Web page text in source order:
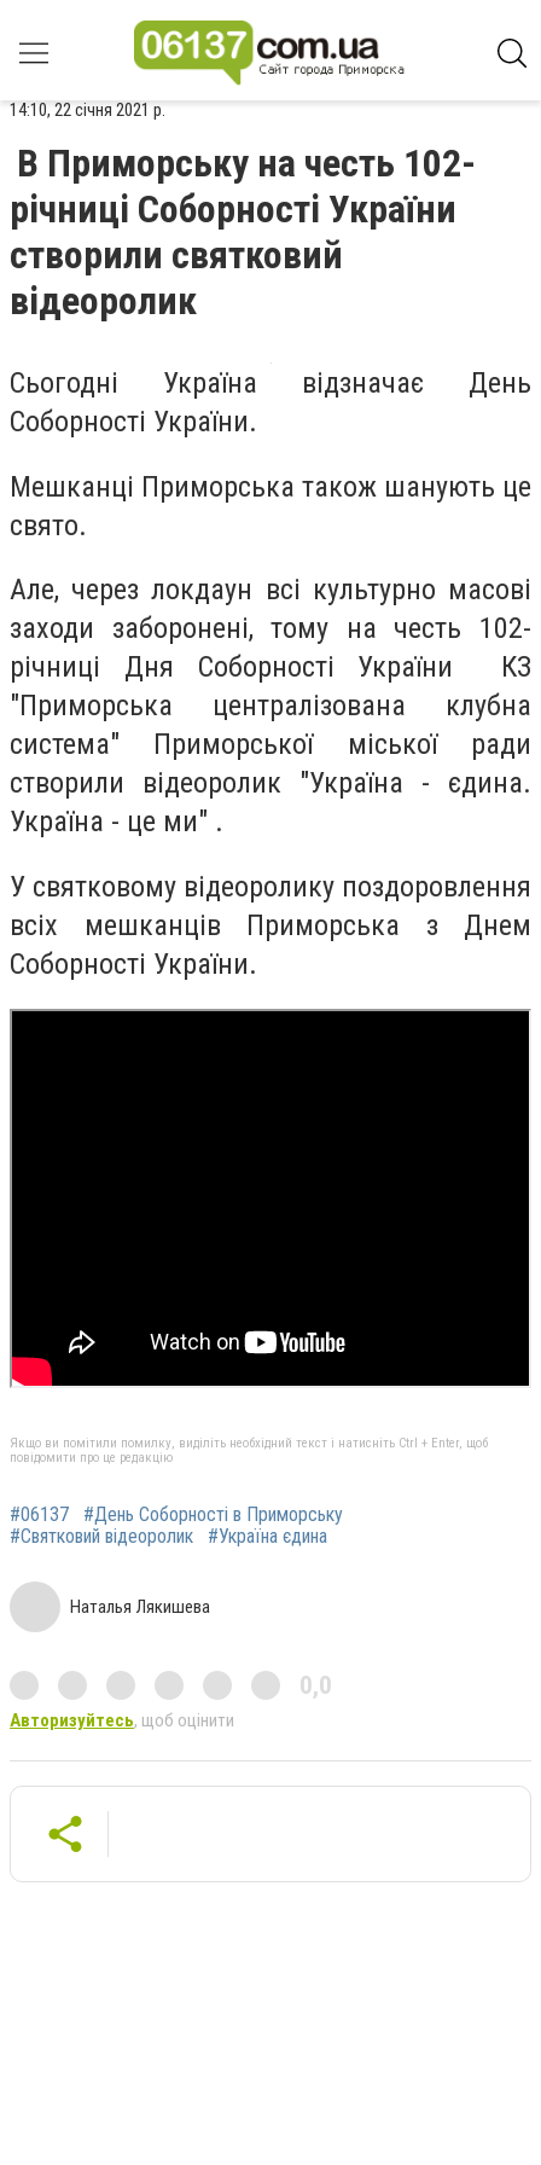
14:10, 22 січня 2021 р.
В Приморську на честь 102-
річниці Соборності України
створили святковий
відеоролик
Сьогодні Україна відзначає День
Соборності України.
Мешканці Приморська також шанують це
свято.
Але, через локдаун всі культурно масові
заходи заборонені, тому на честь 102-
річниці Дня Соборності України КЗ
"Приморська централізована клубна
система" Приморської міської ради
створили відеоролик "Україна - єдина.
Україна - це ми" .
У святковому відеоролику поздоровлення
всіх мешканців Приморська з Днем
Соборності України.
Якщо ви помітили помилку, виділіть необхідний текст і натисніть Ctrl + Enter, щоб
повідомити про це редакцію
#06137
#День Соборності в Приморську
#Святковий відеоролик
#Україна єдина
Наталья Лякишева
0,0
Авторизуйтесь, щоб оцінити